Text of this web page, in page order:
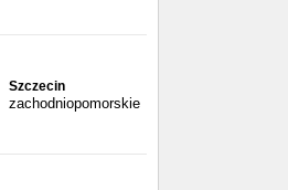
Szczecin
zachodniopomorskie